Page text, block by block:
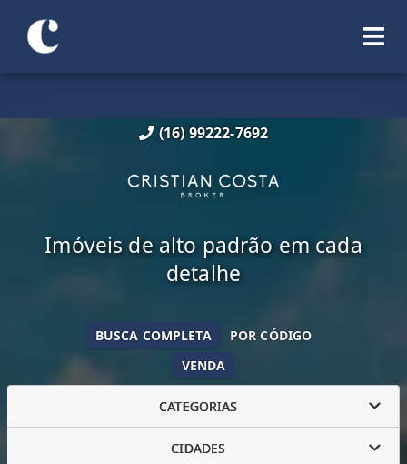
(16) 99222-7692
Imóveis de alto padrão em cada
detalhe
VENDA
BUSCA COMPLETA POR CÓDIGO
CATEGORIAS
CIDADES